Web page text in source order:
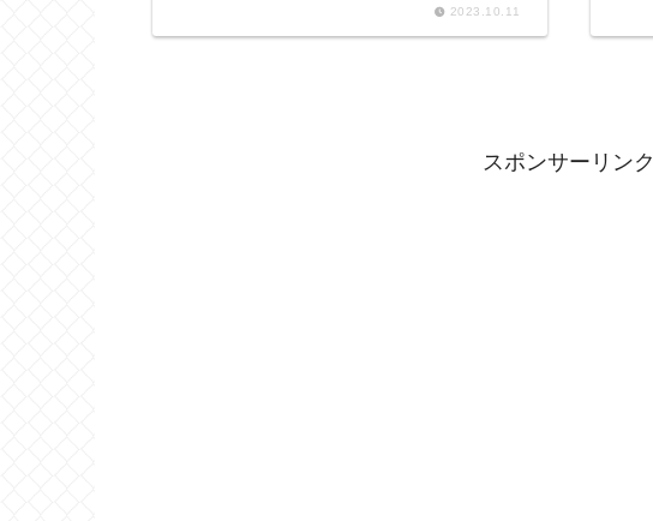
ー タタン・クイニーアマンショコ
ラ～
2023.10.11
スポンサーリンク